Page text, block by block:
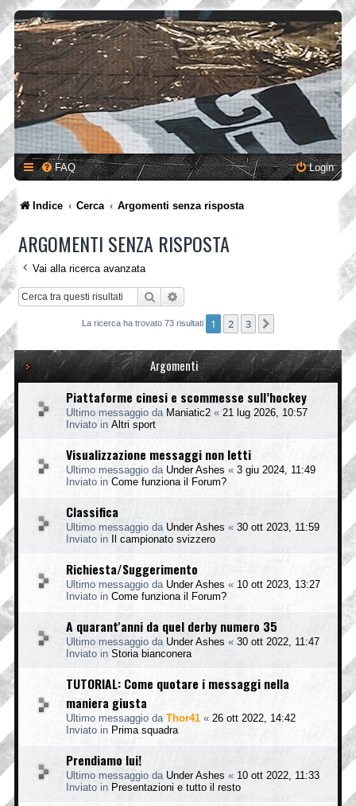
FAQ Login
Indice Cerca Argomenti senza risposta
ARGOMENTI SENZA RISPOSTA
Vai alla ricerca avanzata
Cerca
La ricerca ha trovato 73 risultati 1 2 3
Argomenti
Piattaforme cinesi e scommesse sull’hockey
Ultimo messaggio da Maniatic2 « 21 lug 2026, 10:57
Inviato in Altri sport
Visualizzazione messaggi non letti
Ultimo messaggio da Under Ashes « 3 giu 2024, 11:49
Inviato in Come funziona il Forum?
Classifica
Ultimo messaggio da Under Ashes « 30 ott 2023, 11:59
Inviato in
Il campionato svizzero
Richiesta/Suggerimento
Ultimo messaggio da Under Ashes « 10 ott 2023, 13:27
Inviato in Come funziona il Forum?
A quarant'anni da quel derby numero 35
Ultimo messaggio da Under Ashes « 30 ott 2022, 11:47
Inviato in Storia bianconera
TUTORIAL: Come quotare i messaggi nella
maniera giusta
Ultimo messaggio da Thor41 « 26 ott 2022, 14:42
Inviato in Prima squadra
Prendiamo lui!
Ultimo messaggio da Under Ashes « 10 ott 2022, 11:33
Inviato in Presentazioni e tutto il resto